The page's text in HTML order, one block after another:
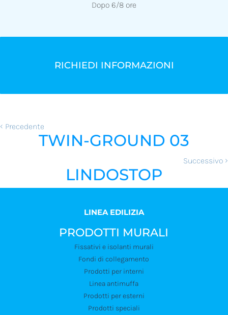
Dopo 6/8 ore
RICHIEDI INFORMAZIONI
‹ Precedente
TWIN-GROUND 03
Successivo ›
LINDOSTOP
LINEA EDILIZIA
PRODOTTI MURALI
Fissativi e isolanti murali
Fondi di collegamento
Prodotti per interni
Linea antimuffa
Prodotti per esterni
Prodotti speciali